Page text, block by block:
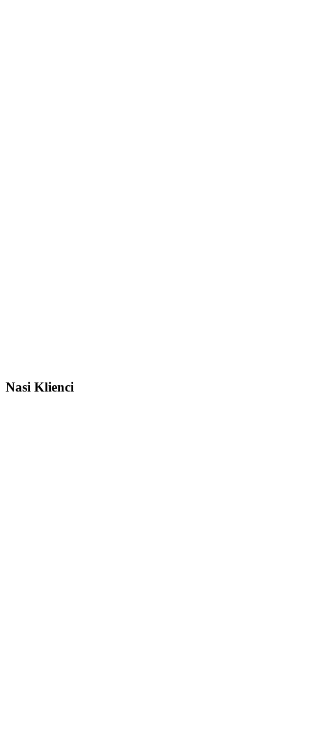
Nasi Klienci